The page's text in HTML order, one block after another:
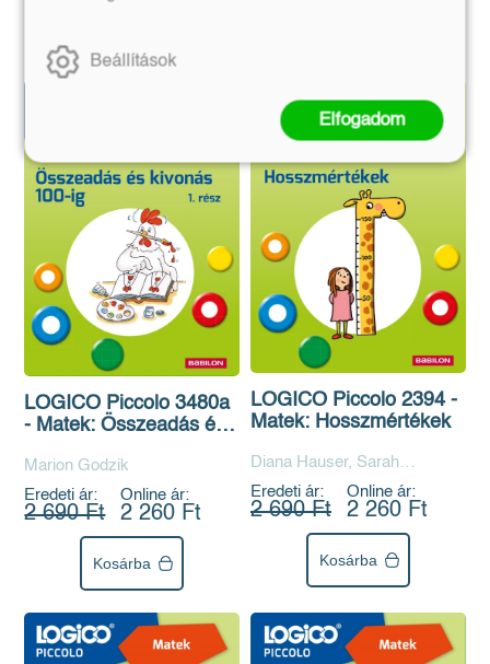
LOGICO Piccolo 3480a
- Matek: Összeadás és
Marion Godzik
Eredeti ár:
2 690 Ft
Online ár:
2 260 Ft
Kosárba
LOGICO Piccolo 2394 -
Matek: Hosszmértékek
Diana Hauser, Sarah
Ringwald
Eredeti ár:
2 690 Ft
Online ár:
2 260 Ft
Kosárba
Beállítások
Elfogadom